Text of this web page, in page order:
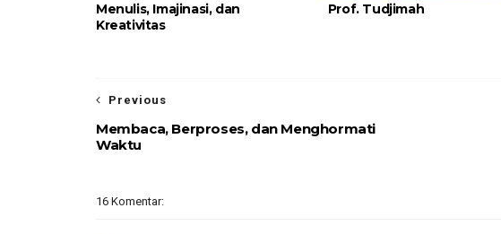
Menulis, Imajinasi, dan
Kreativitas
Prof. Tudjimah
Previous
Membaca, Berproses, dan Menghormati
Waktu
16 Komentar: